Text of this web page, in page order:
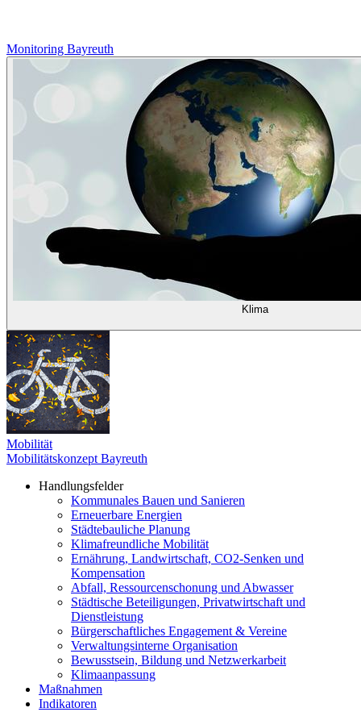
Monitoring Bayreuth
Klima
Mobilität
Mobilitätskonzept Bayreuth
Handlungsfelder
Kommunales Bauen und Sanieren
Erneuerbare Energien
Städtebauliche Planung
Klimafreundliche Mobilität
Ernährung, Landwirtschaft, CO2-Senken und
Kompensation
Abfall, Ressourcenschonung und Abwasser
Städtische Beteiligungen, Privatwirtschaft und
Dienstleistung
Bürgerschaftliches Engagement & Vereine
Verwaltungsinterne Organisation
Bewusstsein, Bildung und Netzwerkarbeit
Klimaanpassung
Maßnahmen
Indikatoren